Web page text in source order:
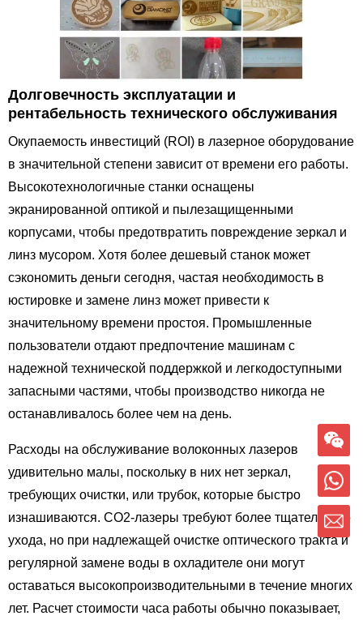
Долговечность эксплуатации и
рентабельность технического обслуживания
Окупаемость инвестиций (ROI) в лазерное оборудование
в значительной степени зависит от времени его работы.
Высокотехнологичные станки оснащены
экранированной оптикой и пылезащищенными
корпусами, чтобы предотвратить повреждение зеркал и
линз мусором. Хотя более дешевый станок может
сэкономить деньги сегодня, частая необходимость в
юстировке и замене линз может привести к
значительному времени простоя. Промышленные
пользователи отдают предпочтение машинам с
надежной технической поддержкой и легкодоступными
запасными частями, чтобы производство никогда не
останавливалось более чем на день.
Расходы на обслуживание волоконных лазеров
удивительно малы, поскольку в них нет зеркал,
требующих очистки, или трубок, которые быстро
изнашиваются. CO2-лазеры требуют более тщательного
ухода, но при надлежащей очистке оптического тракта и
регулярной замене воды в охладителе они могут
оставаться высокопроизводительными в течение многих
лет. Расчет стоимости часа работы обычно показывает,